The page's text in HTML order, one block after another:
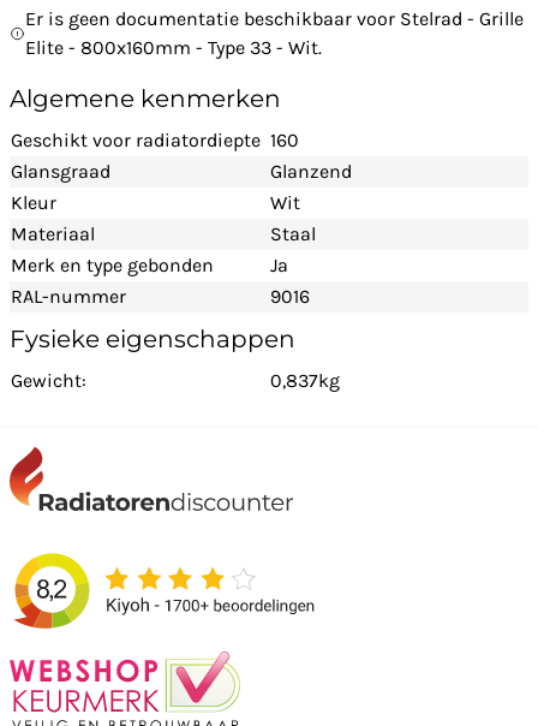
Er is geen documentatie beschikbaar voor Stelrad - Grille
Elite - 800x160mm - Type 33 - Wit.
Algemene kenmerken
Geschikt voor radiatordiepte 160
Glansgraad
Glanzend
Kleur
Wit
Materiaal
Staal
Merk en type gebonden
Ja
RAL-nummer
9016
Fysieke eigenschappen
Gewicht: 0,837kg